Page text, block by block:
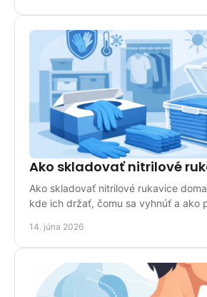
Ako skladovať nitrilové
Ako skladovať nitrilové rukavice
kde ich držať, čomu sa vyhnúť a ako
14. júna 2026